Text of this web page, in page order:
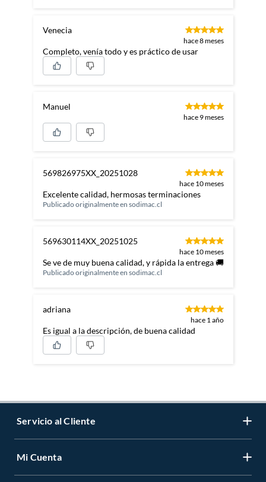
Venecia
hace 8 meses
Completo, venía todo y es práctico de usar
Manuel
hace 9 meses
569826975XX_20251028
hace 10 meses
Excelente calidad, hermosas terminaciones
Publicado originalmente en sodimac.cl
569630114XX_20251025
hace 10 meses
Se ve de muy buena calidad, y rápida la entrega 🚚
Publicado originalmente en sodimac.cl
adriana
hace 1 año
Es igual a la descripción, de buena calidad
Servicio al Cliente
Contáctanos
Mi Cuenta